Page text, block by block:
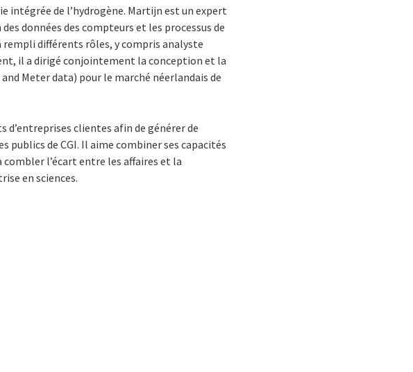
intégrée de l’hydrogène. Martijn est un expert
données des compteurs et les processus de
rempli différents rôles, y compris analyste
il a dirigé conjointement la conception et la
Meter data) pour le marché néerlandais de
d’entreprises clientes afin de générer de
publics de CGI. Il aime combiner ses capacités
l’écart entre les affaires et la
en sciences.